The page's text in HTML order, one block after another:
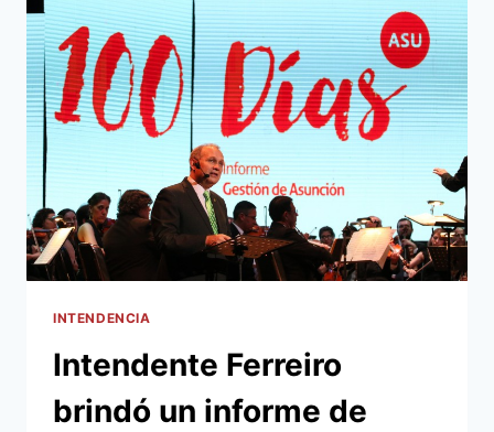
LA
GRADERÍA
NORTE
DEL
ESTADIO
DEFENSORES
CHACO
INTENDENCIA
Intendente Ferreiro
brindó un informe de